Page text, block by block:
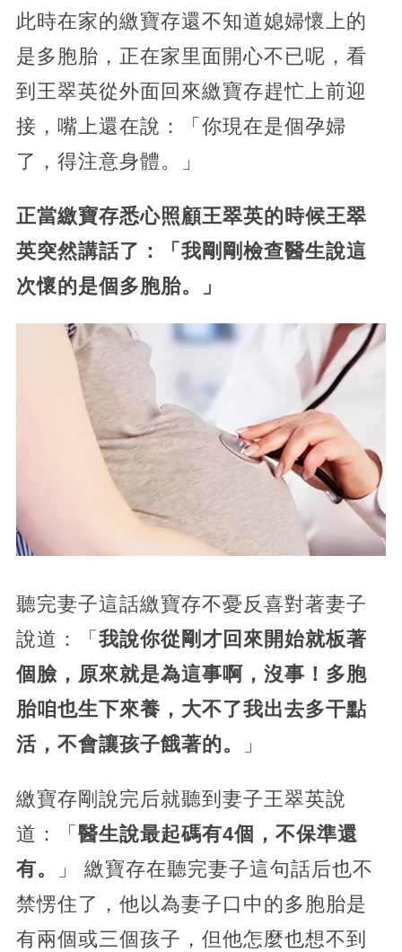
此時在家的繳寶存還不知道媳婦懷上的
是多胞胎，正在家里面開心不已呢，看
到王翠英從外面回來繳寶存趕忙上前迎
接，嘴上還在說：「你現在是個孕婦
了，得注意身體。」
正當繳寶存悉心照顧王翠英的時候王翠
英突然講話了：「我剛剛檢查醫生說這
次懷的是個多胞胎。」
聽完妻子這話繳寶存不憂反喜對著妻子
說道：「 我說你從剛才回來開始就板著
個臉，原來就是為這事啊，沒事！多胞
胎咱也生下來養，大不了我出去多干點
活，不會讓孩子餓著的。
」
繳寶存剛說完后就聽到妻子王翠英說
道：「 醫生說最起碼有4個，不保準還
有。
」 繳寶存在聽完妻子這句話后也不
禁愣住了，他以為妻子口中的多胞胎是
有兩個或三個孩子，但他怎麼也想不到